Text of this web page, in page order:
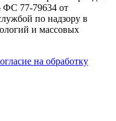
ФС 77-79634 от
по надзору в
и массовых
на обработку